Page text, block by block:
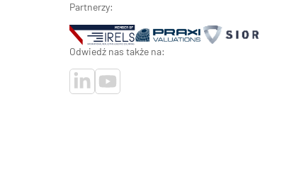
Partnerzy:
Odwiedź nas także na: